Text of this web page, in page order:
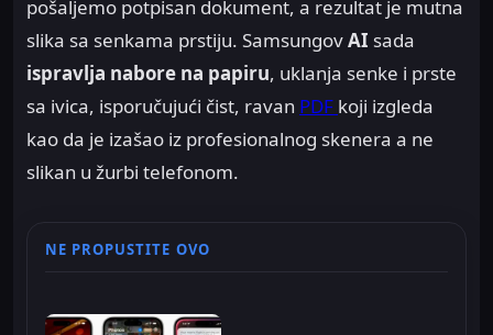
pošaljemo potpisan dokument, a rezultat je mutna
slika sa senkama prstiju. SamsungovAI sada
ispravlja nabore na papiru, uklanja senke i prste
sa ivica, isporučujući čist, ravan PDF koji izgleda
kao da je izašao iz profesionalnog skenera a ne
slikan u žurbi telefonom.
NE PROPUSTITE OVO